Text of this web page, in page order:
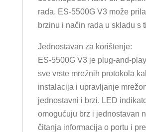
rada. ES-5500G V3 može
brzinu i način rada u skladu s
Jednostavan za korištenje:
ES-5500G V3 je plug-and-
sve vrste mrežnih protokola
instalacija i upravljanje
jednostavni i brzi. LED
omogućuju brz i jednostavan
čitanja informacija o portu i